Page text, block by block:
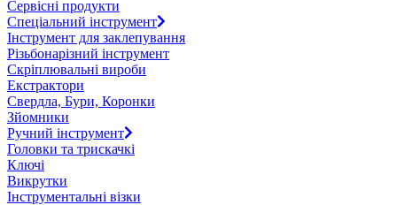
Сервісні продукти
Спеціальний інструмент
Інструмент для заклепування
Різьбонарізний інструмент
Скріплювальні вироби
Екстрактори
Свердла, Бури, Коронки
Зйомники
Ручний інструмент
Головки та трискачкі
Ключі
Викрутки
Інструментальні візки